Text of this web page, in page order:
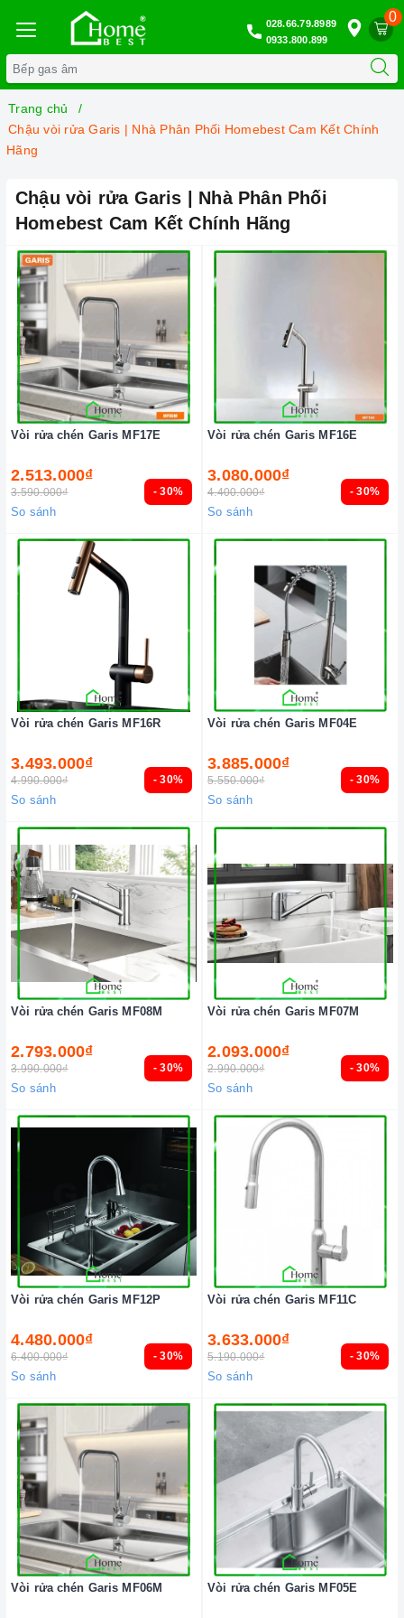
0
028.66.79.8989
0933.800.899
Trang chủ
Chậu vòi rửa Garis | Nhà Phân Phối Homebest Cam Kết Chính
Hãng
Chậu vòi rửa Garis | Nhà Phân Phối
Homebest Cam Kết Chính Hãng
- 30%
Vòi rửa chén Garis MF17E
2.513.000₫
3.590.000₫
So sánh
- 30%
Vòi rửa chén Garis MF16E
3.080.000₫
4.400.000₫
So sánh
- 30%
Vòi rửa chén Garis MF16R
3.493.000₫
4.990.000₫
So sánh
- 30%
Vòi rửa chén Garis MF04E
3.885.000₫
5.550.000₫
So sánh
- 30%
Vòi rửa chén Garis MF08M
2.793.000₫
3.990.000₫
So sánh
- 30%
Vòi rửa chén Garis MF07M
2.093.000₫
2.990.000₫
So sánh
- 30%
Vòi rửa chén Garis MF12P
4.480.000₫
6.400.000₫
So sánh
- 30%
Vòi rửa chén Garis MF11C
3.633.000₫
5.190.000₫
So sánh
Vòi rửa chén Garis MF06M Vòi rửa chén Garis MF05E